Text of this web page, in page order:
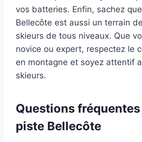
vos batteries. Enfin, sachez
Bellecôte est aussi un terrain
skieurs de tous niveaux. Que
novice ou expert, respectez le
en montagne et soyez attentif
skieurs.
Questions
piste Bellecôte